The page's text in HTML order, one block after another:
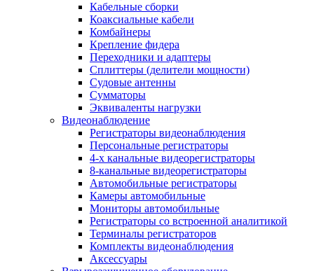
Кабельные сборки
Коаксиальные кабели
Комбайнеры
Крепление фидера
Переходники и адаптеры
Сплиттеры (делители мощности)
Судовые антенны
Сумматоры
Эквиваленты нагрузки
Видеонаблюдение
Регистраторы видеонаблюдения
Персональные регистраторы
4-х канальные видеорегистраторы
8-канальные видеорегистраторы
Автомобильные регистраторы
Камеры автомобильные
Мониторы автомобильные
Регистраторы со встроенной аналитикой
Терминалы регистраторов
Комплекты видеонаблюдения
Аксессуары